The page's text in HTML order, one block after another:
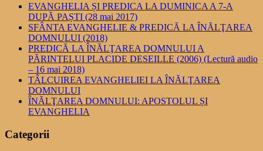
EVANGHELIA ȘI PREDICA LA DUMINICA A 7-A
DUPĂ PAȘTI (28 mai 2017)
SFÂNTA EVANGHELIE & PREDICĂ LA ÎNĂLŢAREA
DOMNULUI (2018)
PREDICĂ LA ÎNĂLŢAREA DOMNULUI A
PĂRINTELUI PLACIDE DESEILLE (2006) (Lectură audio
– 16 mai 2018)
TÂLCUIREA EVANGHELIEI LA ÎNĂLŢAREA
DOMNULUI
ÎNĂLŢAREA DOMNULUI: APOSTOLUL ȘI
EVANGHELIA
Categorii